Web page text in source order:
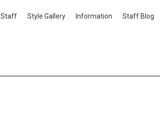
Staff Style Gallery Information Staff Blog